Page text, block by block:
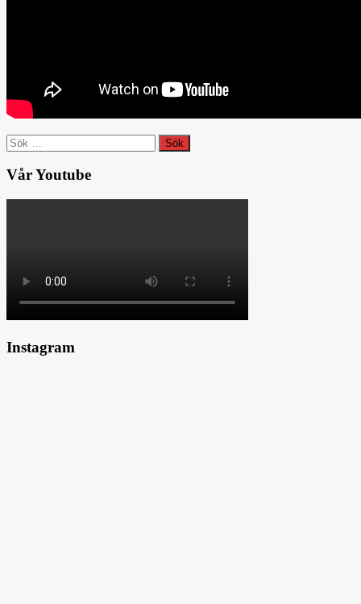
Sök
efter:
Vår Youtube
Instagram